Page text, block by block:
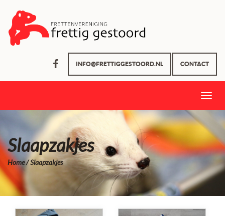
INFO@FRETTIGGESTOORD.NL CONTACT
Toggle
Slaapzakjes
Home/ Slaapzakjes